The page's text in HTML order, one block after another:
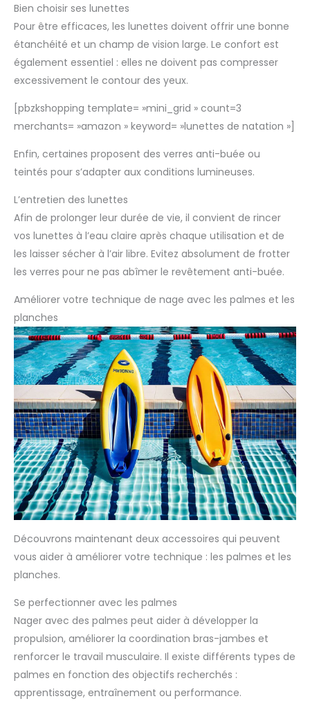
Bien choisir ses lunettes
Pour être efficaces, les lunettes doivent offrir une bonne
étanchéité et un champ de vision large. Le confort est
également essentiel : elles ne doivent pas compresser
excessivement le contour des yeux.
[pbzkshopping template= »mini_grid » count=3
merchants= »amazon » keyword= »lunettes de natation »]
Enfin, certaines proposent des verres anti-buée ou
teintés pour s’adapter aux conditions lumineuses.
L’entretien des lunettes
Afin de prolonger leur durée de vie, il convient de rincer
vos lunettes à l’eau claire après chaque utilisation et de
les laisser sécher à l’air libre. Evitez absolument de frotter
les verres pour ne pas abîmer le revêtement anti-buée.
Améliorer votre technique de nage avec les palmes et les
planches
Découvrons maintenant deux accessoires qui peuvent
vous aider à améliorer votre technique : les palmes et les
planches.
Se perfectionner avec les palmes
Nager avec des palmes peut aider à développer la
propulsion, améliorer la coordination bras-jambes et
renforcer le travail musculaire. Il existe différents types de
palmes en fonction des objectifs recherchés :
apprentissage, entraînement ou performance.